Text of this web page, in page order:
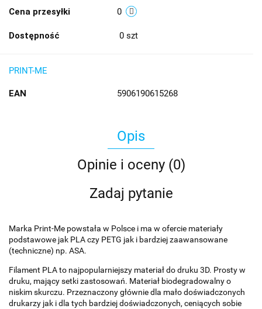
Cena przesyłki 0
Dostępność 0 szt
PRINT-ME
EAN 5906190615268
Opis
Opinie i oceny (0)
Zadaj pytanie
Marka Print-Me powstała w Polsce i ma w ofercie materiały
podstawowe jak PLA czy PETG jak i bardziej zaawansowane
(techniczne) np. ASA.
Filament PLA to najpopularniejszy materiał do druku 3D. Prosty w
druku, mający setki zastosowań. Materiał biodegradowalny o
niskim skurczu. Przeznaczony głównie dla mało doświadczonych
drukarzy jak i dla tych bardziej doświadczonych, ceniących sobie